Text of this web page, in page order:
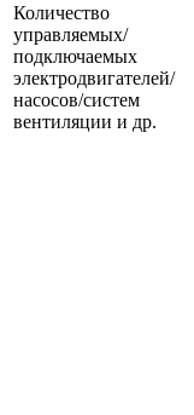
Количество
управляемых/
подключаемых
электродвигателей/
насосов/систем
вентиляции и др.